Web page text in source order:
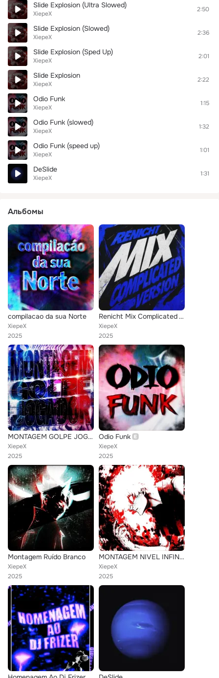
Slide Explosion (Ultra Slowed)
XiepeX
2:50
Slide Explosion (Slowed)
XiepeX
2:36
Slide Explosion (Sped Up)
XiepeX
2:01
Slide Explosion
XiepeX
2:22
Odio Funk
XiepeX
1:15
Odio Funk (slowed)
XiepeX
1:32
Odio Funk (speed up)
XiepeX
1:01
DeSlide
XiepeX
1:31
Альбомы
compilacao da sua Norte
XiepeX
2025
Renicht Mix Complicated Version
XiepeX
2025
MONTAGEM GOLPE JOGADOR
XiepeX
2025
Odio Funk
XiepeX
2025
Montagem Ruído Branco
XiepeX
2025
MONTAGEM NIVEL INFINITO
XiepeX
2025